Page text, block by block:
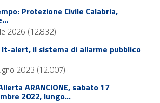
Protezione Civile Calabria,
2026 (12.832)
It-alert, il sistema di allarme pubblico
2023 (12.007)
ARANCIONE, sabato 17
2022, lungo…